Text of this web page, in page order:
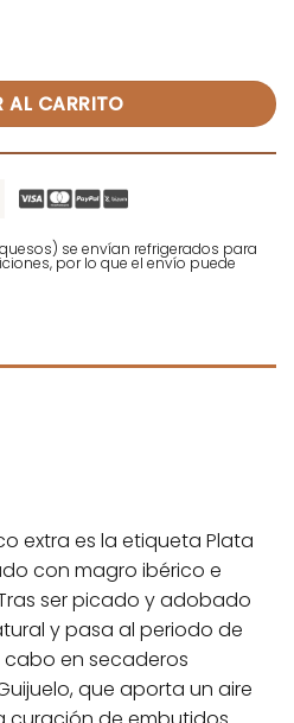
- Marcial cantidad
AL CARRITO
se envían refrigerados para
por lo que el envío puede
extra es la etiqueta Plata
con magro ibérico e
ser picado y adobado
y pasa al periodo de
en secaderos
que aporta un aire